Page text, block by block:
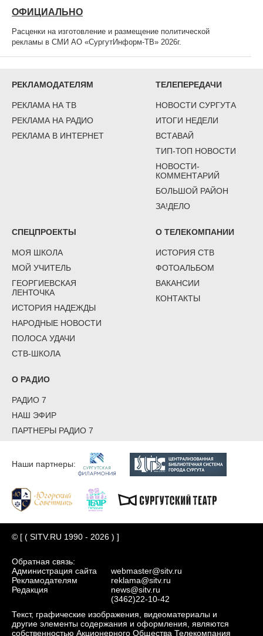
ОФИЦИАЛЬНО
Расценки на изготовление и размещение политической
рекламы в СМИ АО «СургутИнформ-ТВ» 2026г.
РЕКЛАМОДАТЕЛЯМ
РЕКЛАМА НА ТВ
РЕКЛАМА НА РАДИО
РЕКЛАМА В ИНТЕРНЕТ
ТЕЛЕПЕРЕДАЧИ
НОВОСТИ СУРГУТА
ИТОГИ НЕДЕЛИ
ВСТАВАЙ
ТИП-ТОП НОВОСТИ
НОВОСТИ-
КОММЕНТАРИЙ
БОЛЬШОЙ РАЙОН
ЗА!ДЕЛО
СПЕЦПРОЕКТЫ
МОЯ ШКОЛА
МОЙ УЧИТЕЛЬ
ГЕОРГИЕВСКАЯ
ЛЕНТОЧКА
ИСТОРИЯ НАДЕЖДЫ
НАРОДНЫЕ НОВОСТИ
ПОЛОСА УДАЧИ
СТВ-ШКОЛА
О ТЕЛЕКОМПАНИИ
ИСТОРИЯ СТВ
ФОТОАЛЬБОМ
ВАКАНСИИ
КОНТАКТЫ
О РАДИО
РАДИО 7
НАШ ЭФИР
ПАРТНЕРЫ РАДИО 7
Наши партнеры:
© [ ( SITV.RU 1990 - 2026 ) ]
Обратная связь:
Администрация сайта
Рекламодателям
Редакция
webmaster@sitv.ru
reklama@sitv.ru
news@sitv.ru
(3462)22-10-42
Текст, графические изображения, видеоматериалы и
другие элементы содержания и оформления, являются
собственностью Акционерного Общества Телекомпания